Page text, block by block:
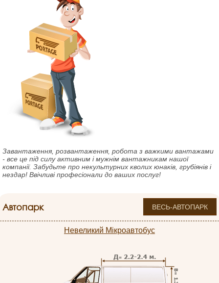
Завантаження, розвантаження, робота з важкими вантажами
- все це під силу активним і мужнім вантажникам нашої
компанії. Забудьте про некультурних кволих юнаків, грубіянів і
нездар! Ввічливі професіонали до ваших послуг!
Автопарк ВЕСЬ-АВТОПАРК
Невеликий Мікроавтобус